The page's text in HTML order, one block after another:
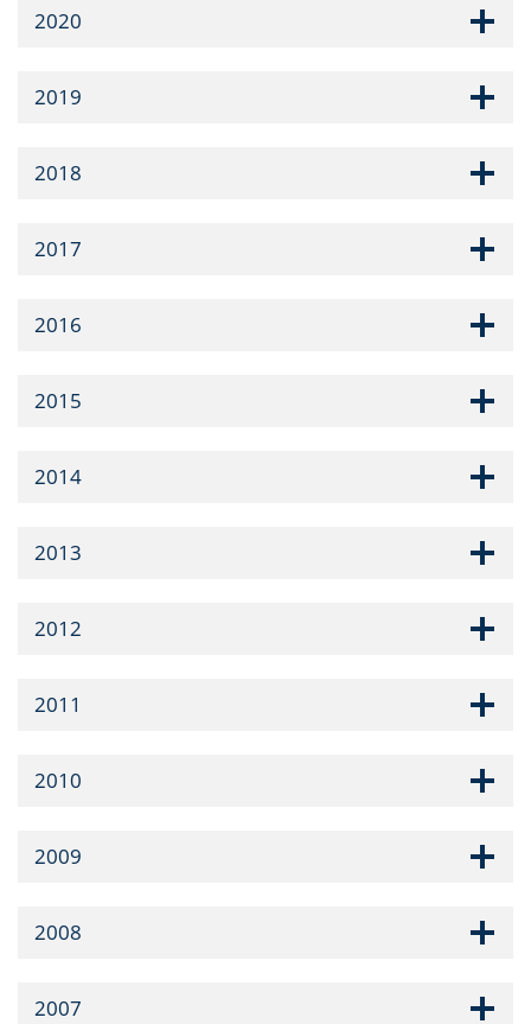
2020
2019
2018
2017
2016
2015
2014
2013
2012
2011
2010
2009
2008
2007